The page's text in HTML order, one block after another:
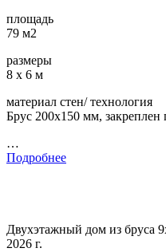
площадь
79 м2
размеры
8 х 6 м
материал стен/ технология
Брус 200х150 мм, закреплен
…
Подробнее
Двухэтажный дом из бруса
2026 г.